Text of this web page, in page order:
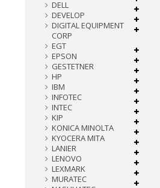
DELL
DEVELOP
DIGITAL EQUIPMENT
CORP
EGT
EPSON
GESTETNER
HP
IBM
INFOTEC
INTEC
KIP
KONICA MINOLTA
KYOCERA MITA
LANIER
LENOVO
LEXMARK
MURATEC